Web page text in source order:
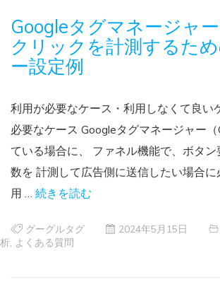
Googleタグマネージャ
クリックを計測するた
ー設定例
利用が必要なケース・利用しなくて良い
必要なケース Googleタグマネージャー
ている場合に、 ファネル機能で、ボタン
数を 計測して広告側に送信したい場合に
用 … 続きを読む
グーグルタグ 2024年5月15日
析 よくある質問